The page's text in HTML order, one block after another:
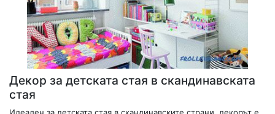
Декор за детската стая в скандинавската
стая